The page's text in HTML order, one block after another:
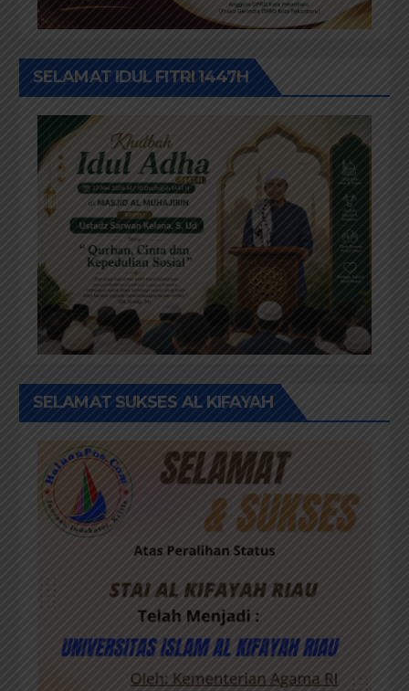
SELAMAT IDUL FITRI 1447H
SELAMAT SUKSES AL KIFAYAH